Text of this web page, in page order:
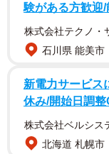
験がある方歓迎/
株式会社テクノ・
石川県 能美市
新電力サービス
休み/開始日調整
株式会社ベルシス
北海道 札幌市